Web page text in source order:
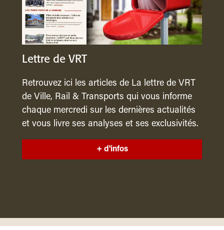
Lettre de VRT
Retrouvez ici les articles de La lettre de VRT
de Ville, Rail & Transports qui vous informe
chaque mercredi sur les dernières actualités
et vous livre ses analyses et ses exclusivités.
+ d'infos